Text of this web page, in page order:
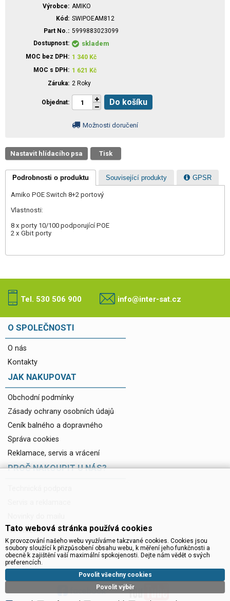
Výrobce
AMIKO
Kód
SWIPOEAM812
Part No.
5999883023099
Dostupnost
skladem
MOC bez DPH 1 340 Kč
MOC s DPH
1 621 Kč
Záruka 2 Roky
Objednat Do košíku
Možnosti doručení
Nastavit hlídacího psa Tisk
Podrobnosti o produktu Související produkty GPSR
Amiko POE Switch 8+2 portový
Vlastnosti:
8 x porty 10/100 podporující POE
2 x Gbit porty
Tel. 530 506 900 info@inter-sat.cz
O SPOLEČNOSTI
O nás
Kontakty
JAK NAKUPOVAT
Obchodní podmínky
Zásady ochrany osobních údajů
Ceník balného a dopravného
Správa cookies
Reklamace, servis a vrácení
PROČ NAKOUPIT U NÁS?
Ke stažení
Tato webová stránka používá cookies
K provozování našeho webu využíváme takzvané cookies. Cookies jsou
soubory sloužící k přizpůsobení obsahu webu, k měření jeho funkčnosti a
obecně k zajištění vaší maximální spokojenosti. Dejte nám vědět o svých
preferencích.
Povolit výběr
Povolit všechny cookies